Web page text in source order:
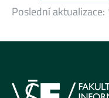
Poslední aktualizace: